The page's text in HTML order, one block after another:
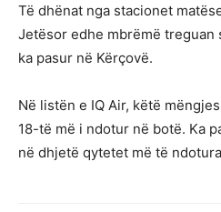
Të dhënat nga stacionet
Jetësor edhe mbrëmë treguan
ka pasur në Kërçovë.
Në listën e IQ Air, këtë
18-të më i ndotur në botë. Ka
në dhjetë qytetet më të